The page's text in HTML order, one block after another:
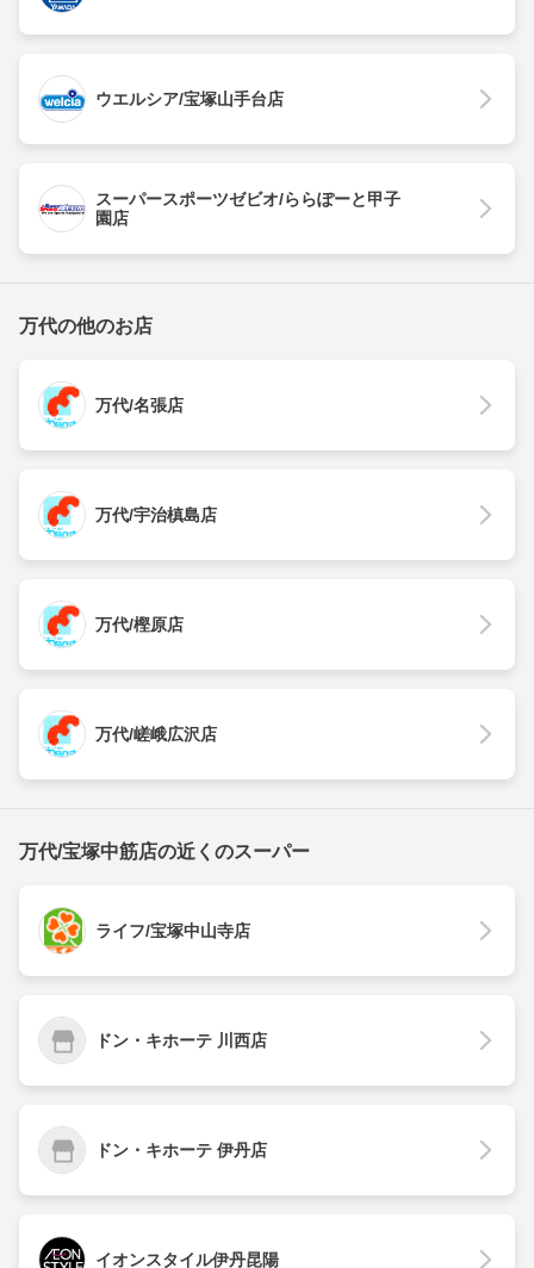
ウエルシア/宝塚山手台店
スーパースポーツゼビオ/ららぽーと甲子
園店
万代の他のお店
万代/名張店
万代/宇治槙島店
万代/樫原店
万代/嵯峨広沢店
万代/宝塚中筋店の近くのスーパー
ライフ/宝塚中山寺店
ドン・キホーテ 川西店
ドン・キホーテ 伊丹店
イオンスタイル伊丹昆陽